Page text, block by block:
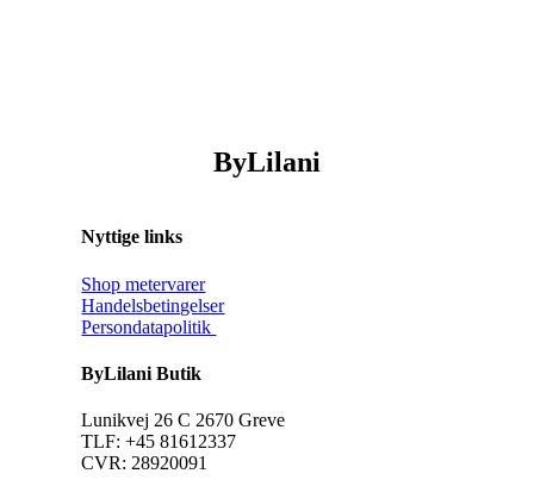
ByLilani
Nyttige links
Shop metervarer
Handelsbetingelser
Persondatapolitik
ByLilani Butik
Lunikvej 26 C 2670 Greve
TLF: +45 81612337
CVR: 28920091